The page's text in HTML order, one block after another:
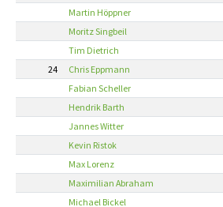
Martin Höppner
Moritz Singbeil
Tim Dietrich
24
Chris Eppmann
Fabian Scheller
Hendrik Barth
Jannes Witter
Kevin Ristok
Max Lorenz
Maximilian Abraham
Michael Bickel